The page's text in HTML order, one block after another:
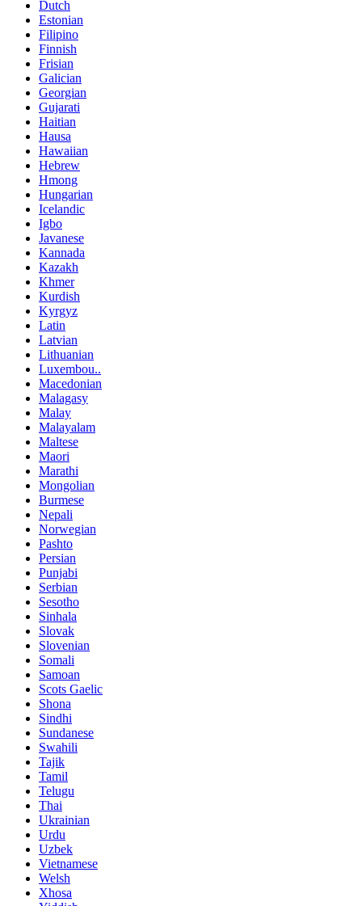
Dutch
Estonian
Filipino
Finnish
Frisian
Galician
Georgian
Gujarati
Haitian
Hausa
Hawaiian
Hebrew
Hmong
Hungarian
Icelandic
Igbo
Javanese
Kannada
Kazakh
Khmer
Kurdish
Kyrgyz
Latin
Latvian
Lithuanian
Luxembou..
Macedonian
Malagasy
Malay
Malayalam
Maltese
Maori
Marathi
Mongolian
Burmese
Nepali
Norwegian
Pashto
Persian
Punjabi
Serbian
Sesotho
Sinhala
Slovak
Slovenian
Somali
Samoan
Scots Gaelic
Shona
Sindhi
Sundanese
Swahili
Tajik
Tamil
Telugu
Thai
Ukrainian
Urdu
Uzbek
Vietnamese
Welsh
Xhosa